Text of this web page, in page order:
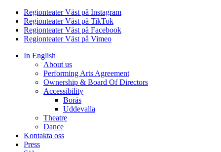
Regionteater Väst på Instagram
Regionteater Väst på TikTok
Regionteater Väst på Facebook
Regionteater Väst på Vimeo
In English
About us
Performing Arts Agreement
Ownership & Board Of Directors
Accessibility
Borås
Uddevalla
Theatre
Dance
Kontakta oss
Press